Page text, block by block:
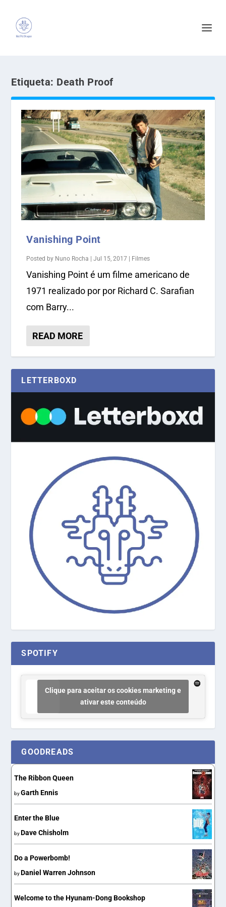
Etiqueta: Death Proof
Vanishing Point
Posted by Nuno Rocha |Jul 15, 2017 | Filmes
Vanishing Point é um filme americano de
1971 realizado por por Richard C. Sarafian
com Barry...
READ MORE
LETTERBOXD
SPOTIFY
Clique para aceitar os cookies marketing e
ativar este conteúdo
GOODREADS
The Ribbon Queen
byGarth Ennis
Enter the Blue
by Dave Chisholm
Do a Powerbomb!
by Daniel Warren Johnson
Welcome to the Hyunam-Dong Bookshop